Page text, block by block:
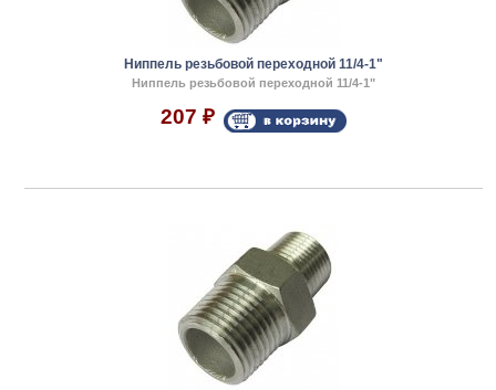
Ниппель резьбовой переходной 11/4-1"
Ниппель резьбовой переходной 11/4-1"
207 ₽